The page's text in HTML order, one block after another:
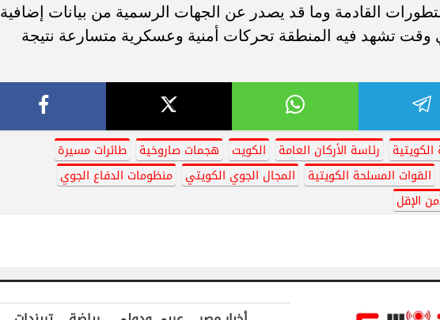
القادمة وما قد يصدر عن الجهات الرسمية من بيانات إضافية
تشهد فيه المنطقة تحركات أمنية وعسكرية متسارعة نتيجة
الكويتية رئاسة الأركان العامة الكويت هجمات صاروخية
طائرات مسيرة
القوات المسلحة الكويتية المجال الجوي الكويتي
منظومات الدفاع الجوي
الإقل